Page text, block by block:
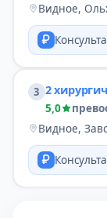
Видное,
3 2
5,0
Видное,